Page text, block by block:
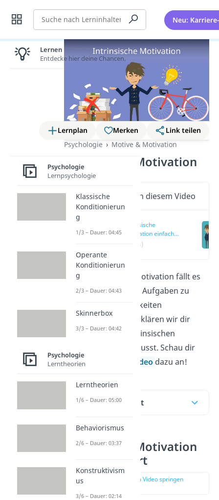
Suche Neu:
Lernplan Merken
Link teilen
Psychologie
Motive & Motivation
Intrinsische Motivation
Wichtige Inhalte in diesem Video
Intrinsische
Motivation einfach
(00:14)
Durch intrinsische Motivation fällt es
dir leicht, bestimmte Aufgaben zu
erledigen oder Tätigkeiten
auszuführen. Hier erklären wir dir
alles, was du zur intrinsischen
Motivation wissen musst. Schau dir
auch gerne unser
Video dazu an!
Inhaltsübersicht
Intrinsische Motivation
einfach erklärt
zur Stelle im Video springen
Lernen lohnt sich!
Entdecke hier deine Chancen.
Psychologie
Lernpsychologie
Klassische
Konditionierun
g
1/3 – Dauer: 04:45
Operante
Konditionierun
g
2/3 – Dauer: 04:43
Skinnerbox
3/3 – Dauer: 04:42
Psychologie
Lerntheorien
Lerntheorien
1/6 – Dauer: 05:00
Behaviorismus
2/6 – Dauer: 03:37
Konstruktivism
us
3/6 – Dauer: 02:14